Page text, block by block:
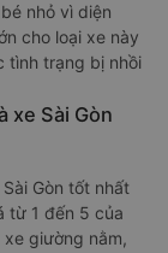
nhỏ vì diện
cho loại xe này
tình trạng bị nhồi
xe Sài Gòn
Gòn tốt nhất
từ 1 đến 5 của
giường nằm,